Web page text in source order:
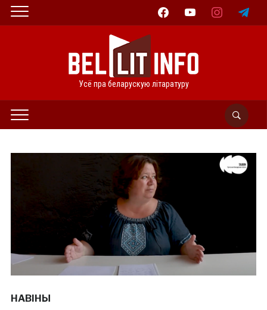
facebookyoutube instagramtelegram
Усё пра беларускую літаратуру
НАВІНЫ